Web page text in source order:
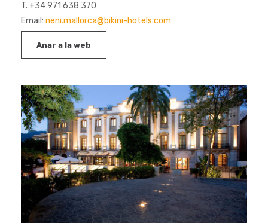
T. +34 971 638 370
Email: neni.mallorca@bikini-hotels.com
Anar a la web